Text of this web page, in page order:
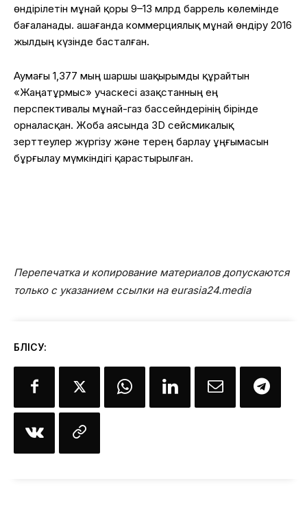
өндірілетін мұнай қоры 9–13 млрд баррель көлемінде
бағаланады. Қашағанда коммерциялық мұнай өндіру 2016
жылдың күзінде басталған.
Аумағы 1,377 мың шаршы шақырымды құрайтын
«Жаңатұрмыс» учаскесі Қазақстанның ең
перспективалы мұнай-газ бассейндерінің бірінде
орналасқан. Жоба аясында 3D сейсмикалық
зерттеулер жүргізу және терең барлау ұңғымасын
бұрғылау мүмкіндігі қарастырылған.
Перепечатка и копирование материалов допускаются
только с указанием ссылки на eurasia24.media
БӨЛІСУ: